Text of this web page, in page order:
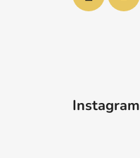
Instagram